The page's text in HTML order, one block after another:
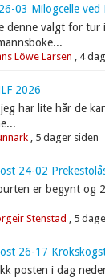
03 Milogcelle ved
denne valgt for tur
Löwe Larsen , 4
2026
har lite hår de
, 5 dager siden
24-02
er begynt og
Stenstad , 5
26-17
posten i dag